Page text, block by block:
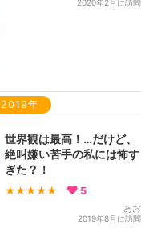
2020年2月に訪問
2019年
世界観は最高！…だけど、
絶叫嫌い苦手の私には怖す
ぎた？！
★★★★★ 5
あお
2019年8月に訪問